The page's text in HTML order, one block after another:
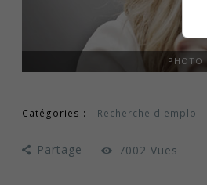
PHOTO
Catégories : Recherche d'emploi
Partage 7002 Vues